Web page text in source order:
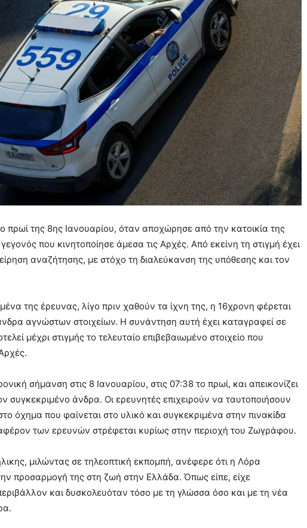
πρωί της 8ης Ιανουαρίου, όταν αποχώρησε από την κατοικία της
που κινητοποίησε άμεσα τις Αρχές. Από εκείνη τη στιγμή έχει
αναζήτησης, με στόχο τη διαλεύκανση της υπόθεσης και τον
της έρευνας, λίγο πριν χαθούν τα ίχνη της, η 16χρονη φέρεται
αγνώστων στοιχείων. Η συνάντηση αυτή έχει καταγραφεί σε
μέχρι στιγμής το τελευταίο επιβεβαιωμένο στοιχείο που
σήμανση στις 8 Ιανουαρίου, στις 07:38 το πρωί, και απεικονίζει
συγκεκριμένο άνδρα. Οι ερευνητές επιχειρούν να ταυτοποιήσουν
όχημα που φαίνεται στο υλικό και συγκεκριμένα στην πινακίδα
των ερευνών στρέφεται κυρίως στην περιοχή του Ζωγράφου.
μιλώντας σε τηλεοπτική εκπομπή, ανέφερε ότι η Λόρα
προσαρμογή της στη ζωή στην Ελλάδα. Όπως είπε, είχε
και δυσκολευόταν τόσο με τη γλώσσα όσο και με τη νέα